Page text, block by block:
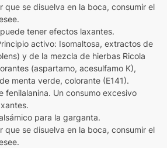
que se disuelva en la boca, consumir el
tener efectos laxantes.
activo: Isomaltosa, extractos de
y de la mezcla de hierbas Ricola
(aspartamo, acesulfamo K),
menta verde, colorante (E141).
fenilalanina. Un consumo excesivo
para la garganta.
que se disuelva en la boca, consumir el